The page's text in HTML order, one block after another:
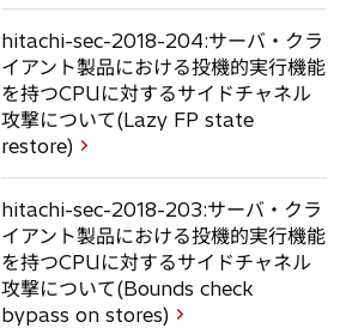
hitachi-sec-2018-204:サーバ・クラ
イアント製品における投機的実行機能
を持つCPUに対するサイドチャネル
攻撃について(Lazy FP state
restore)
hitachi-sec-2018-203:サーバ・クラ
イアント製品における投機的実行機能
を持つCPUに対するサイドチャネル
攻撃について(Bounds check
bypass on stores)